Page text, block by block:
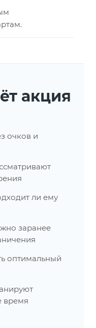
акция
очков и
ли ему
заранее
оптимальный
время